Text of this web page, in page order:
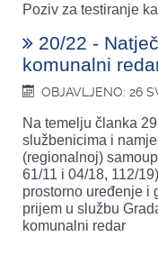
Poziv za testiranje
20/22 -
komunalni
OBJAVLJENO: 26
Na temelju članka
službenicima i
(regionalnoj)
61/11 i 04/18, 112/
prostorno uređenje i
prijem u službu
komunalni redar